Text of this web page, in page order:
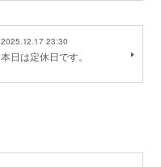
2025.12.17 23:30
本日は定休日です。